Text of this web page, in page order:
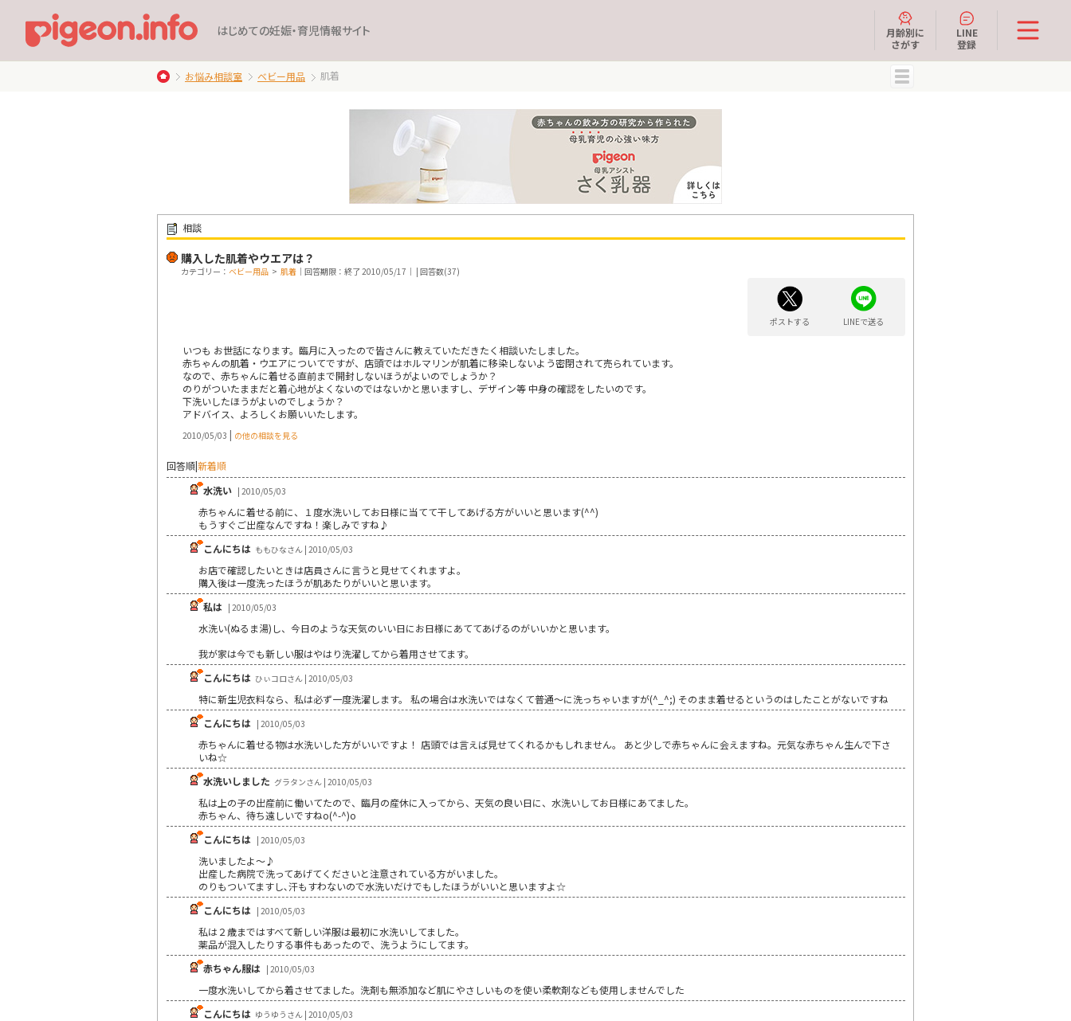
はじめての妊娠・育児情報サイト
月齢別に
さがす
LINE
登録
お悩み相談室 ベビー用品 肌着
相談
購入した肌着やウエアは？
カテゴリー： ベビー用品 > 肌着 ｜回答期限：終了 2010/05/17｜ | 回答数(37)
ポストする LINEで送る
いつも お世話になります。臨月に入ったので皆さんに教えていただきたく相談いたしました。
赤ちゃんの肌着・ウエアについてですが、店頭ではホルマリンが肌着に移染しないよう密閉されて売られています。
なので、赤ちゃんに着せる直前まで開封しないほうがよいのでしょうか？
のりがついたままだと着心地がよくないのではないかと思いますし、デザイン等 中身の確認をしたいのです。
下洗いしたほうがよいのでしょうか？
アドバイス、よろしくお願いいたします。
2010/05/03 | の他の相談を見る
回答順|新着順
水洗い | 2010/05/03
赤ちゃんに着せる前に、１度水洗いしてお日様に当てて干してあげる方がいいと思います(^^)
もうすぐご出産なんですね！楽しみですね♪
こんにちは ももひなさん | 2010/05/03
お店で確認したいときは店員さんに言うと見せてくれますよ。
購入後は一度洗ったほうが肌あたりがいいと思います。
私は | 2010/05/03
水洗い(ぬるま湯)し、今日のような天気のいい日にお日様にあててあげるのがいいかと思います。
我が家は今でも新しい服はやはり洗濯してから着用させてます。
こんにちは ひぃコロさん | 2010/05/03
特に新生児衣料なら、私は必ず一度洗濯します。 私の場合は水洗いではなくて普通～に洗っちゃいますが(^_^;) そのまま着せるというのはしたことがないですね
こんにちは | 2010/05/03
赤ちゃんに着せる物は水洗いした方がいいですよ！ 店頭では言えば見せてくれるかもしれません。 あと少しで赤ちゃんに会えますね。元気な赤ちゃん生んで下さ
いね☆
水洗いしました グラタンさん | 2010/05/03
私は上の子の出産前に働いてたので、臨月の産休に入ってから、天気の良い日に、水洗いしてお日様にあてました。
赤ちゃん、待ち遠しいですねo(^-^)o
こんにちは | 2010/05/03
洗いましたよ～♪
出産した病院で洗ってあげてくださいと注意されている方がいました｡
のりもついてますし､汗もすわないので水洗いだけでもしたほうがいいと思いますよ☆
こんにちは | 2010/05/03
私は２歳まではすべて新しい洋服は最初に水洗いしてました。
薬品が混入したりする事件もあったので、洗うようにしてます。
赤ちゃん服は | 2010/05/03
一度水洗いしてから着させてました。洗剤も無添加など肌にやさしいものを使い柔軟剤なども使用しませんでした
こんにちは ゆうゆうさん | 2010/05/03